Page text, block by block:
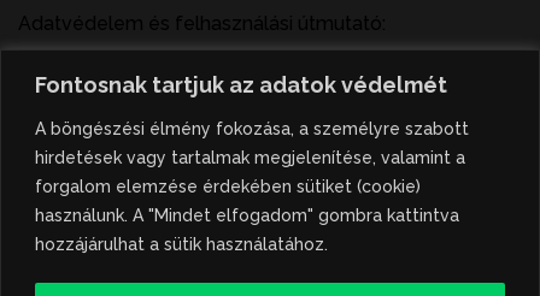
Fontosnak tartjuk az adatok védelmét
A böngészési élmény fokozása, a személyre szabott
hirdetések vagy tartalmak megjelenítése, valamint a
forgalom elemzése érdekében sütiket (cookie)
használunk. A "Mindet elfogadom" gombra kattintva
hozzájárulhat a sütik használatához.
Adatvédelem és felhasználási útmutató:
A szenttamás.rs magyar nyelvű internetes hírportálon
megjelenő szerzői írások, a híranyag és minden egyéb
tartalom a portált működtető Gion Nándor Kulturális
Központ szellemi tulajdonát képezik, amely szellemi
tulajdont a nemzetközi és szerbiai törvények védik. A
jogosulatlan felhasználás büntető- és polgári jogi
következményeket von maga után. A hírportálon